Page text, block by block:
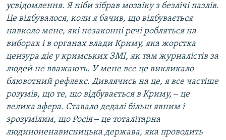
усвідомлення. Я ніби зібрав мозаїку з безлічі пазлів.
Це відбувалося, коли я бачив, що відбувається
навколо мене, які незаконні речі робляться на
виборах і в органах влади Криму, яка жорстка
цензура діє у кримських ЗМІ, як там журналістів за
людей не вважають. У мене все це викликало
блювотний рефлекс. Дивлячись на це, я все частіше
розумів, що те, що відбувається в Криму, ‒ це
велика афера. Ставало дедалі більш явним і
зрозумілим, що Росія ‒ це тоталітарна
людиноненависницька держава, яка проводить